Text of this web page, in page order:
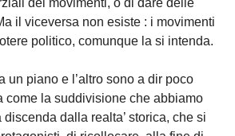
il viceversa non esiste : i movimenti
politico, comunque la si intenda.
un piano e l’altro sono a dir poco
come la suddivisione che abbiamo
dalla realta’ storica, che si